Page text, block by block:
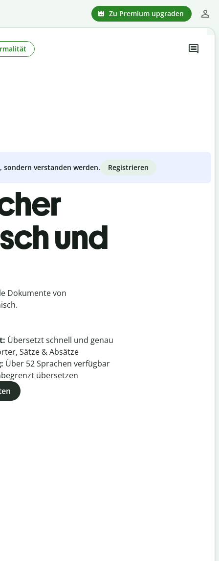
Zu Premium upgraden
verstanden werden. Registrieren
und
Dokumente von
Übersetzt schnell und genau
Sätze & Absätze
Über 52Sprachen verfügbar
übersetzen